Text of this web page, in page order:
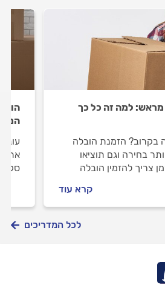
מראש: למה זה כל כך
בקרוב? הזמנת הובלה
בחירה וגם תוציאו
צריך להזמין הובלה
קרא עוד
את
סקר
לכל המדריכים